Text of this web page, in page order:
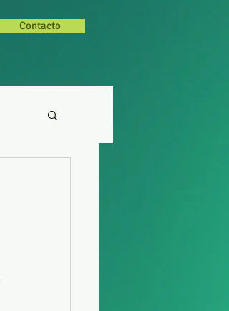
Contacto